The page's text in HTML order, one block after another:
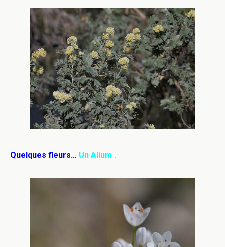
Quelques fleurs… Un Alium .